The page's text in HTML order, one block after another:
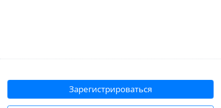
Зарегистрироваться